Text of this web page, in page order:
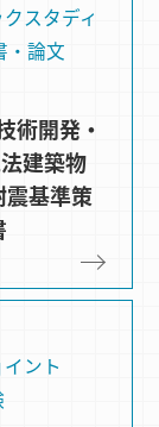
スタディ
・論文
開発・
建築物
基準策
ント